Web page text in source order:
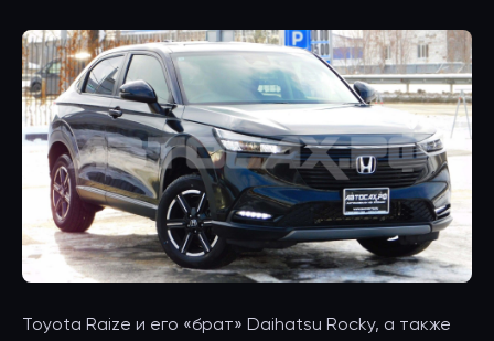
Toyota Raize и его «брат» Daihatsu Rocky, а также